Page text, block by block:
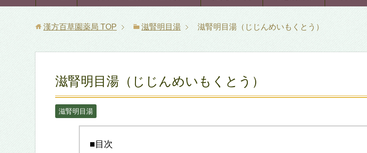
漢方百草園薬局 TOP 滋腎明目湯 滋腎明目湯（じじんめいもくとう）
滋腎明目湯（じじんめいもくとう）
滋腎明目湯
■目次